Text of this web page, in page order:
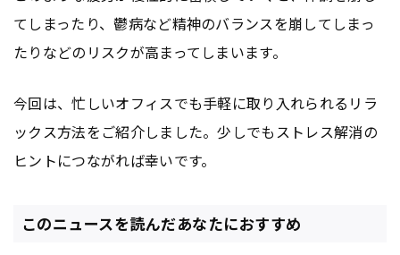
てしまったり、鬱病など精神のバランスを崩してしまっ
たりなどのリスクが高まってしまいます。
今回は、忙しいオフィスでも手軽に取り入れられるリラ
ックス方法をご紹介しました。少しでもストレス解消の
ヒントにつながれば幸いです。
このニュースを読んだあなたにおすすめ